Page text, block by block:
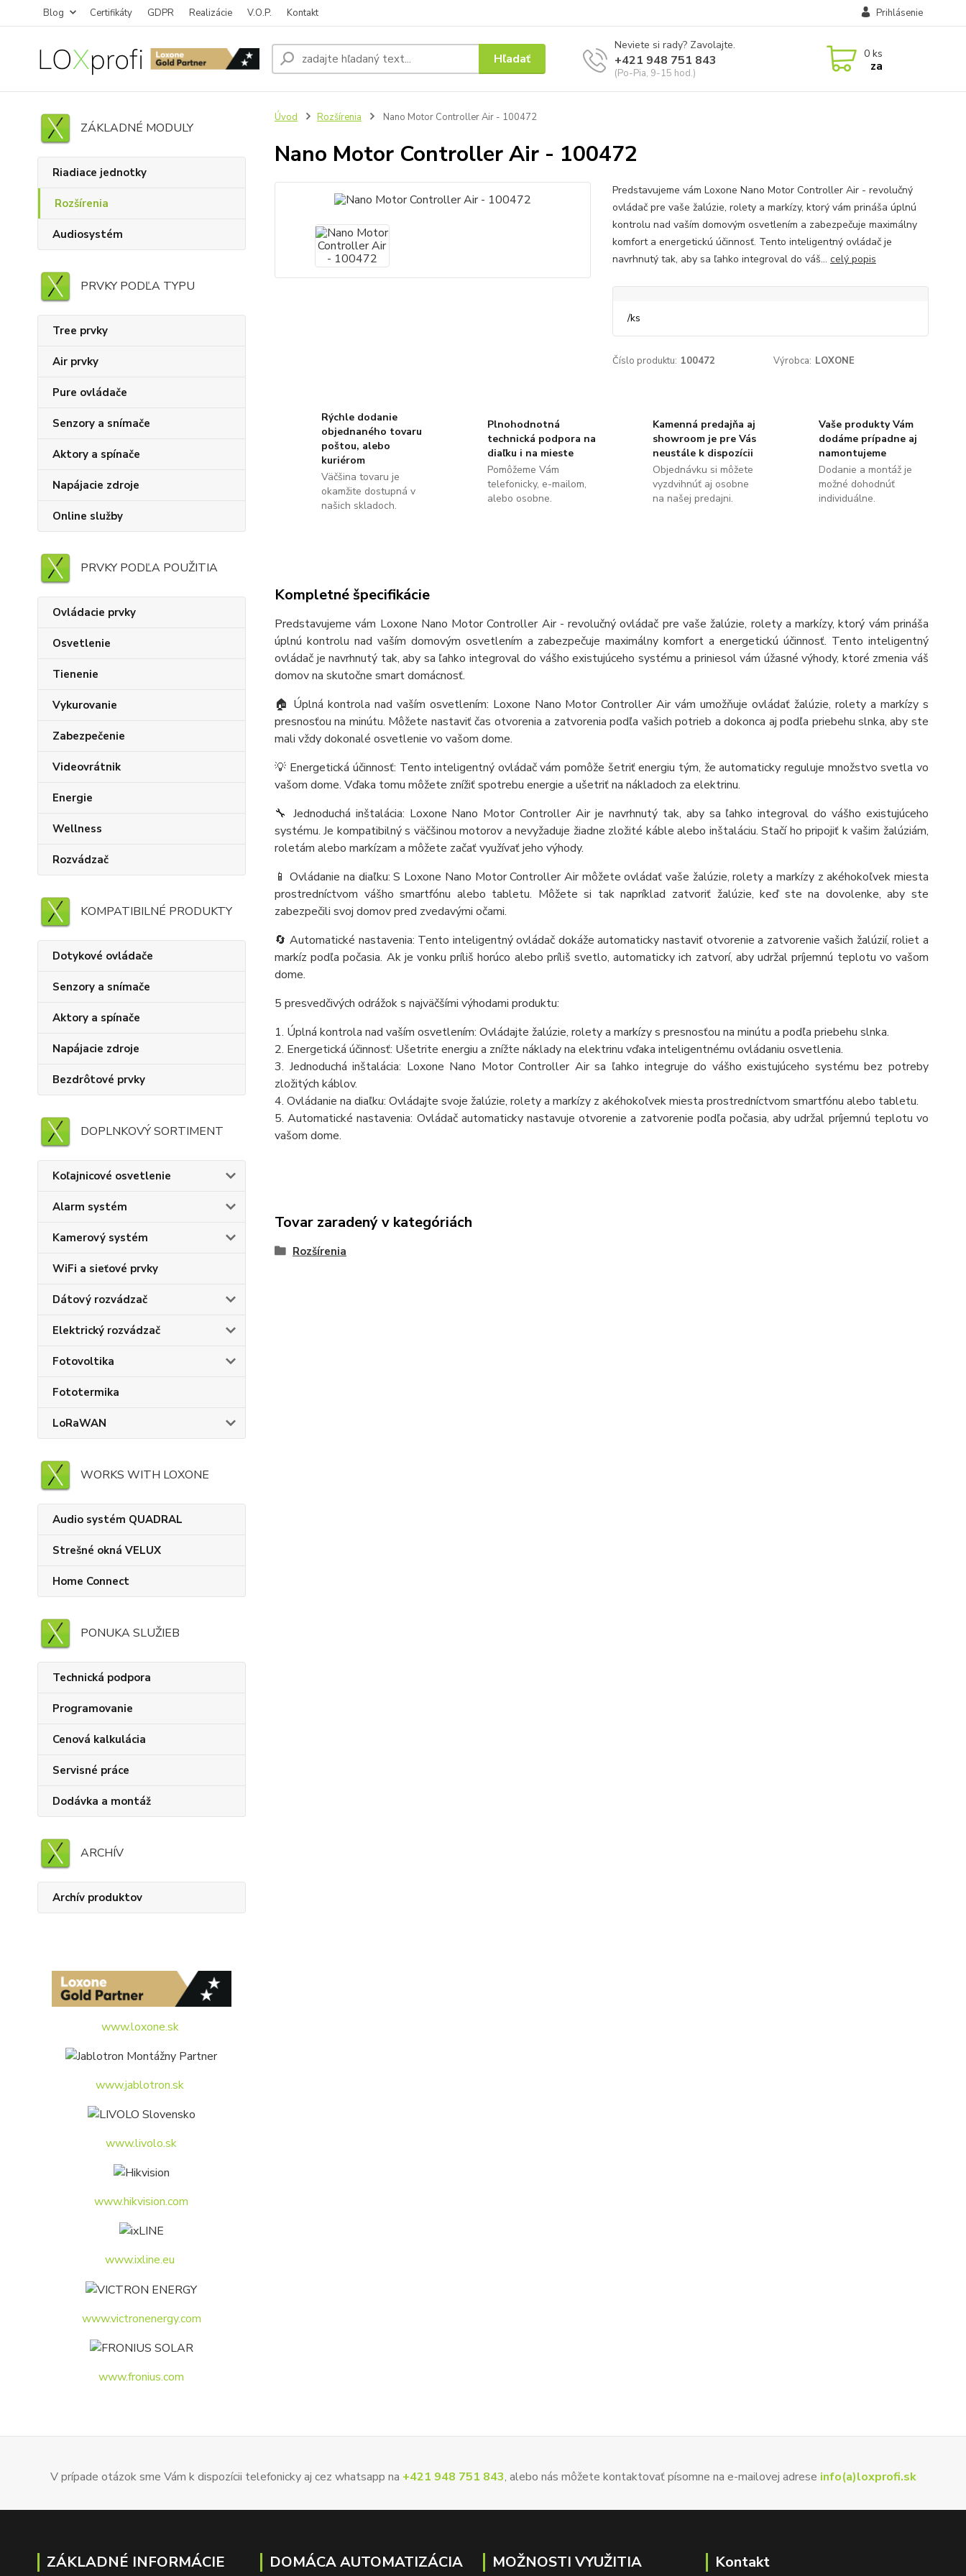
Blog Certifikáty GDPR Realizácie V.O.P. Kontakt Prihlásenie
Hľadať
Neviete si rady? Zavolajte.
+421 948 751 843
(Po-Pia, 9-15 hod.)
0 ks
za
ZÁKLADNÉ MODULY
Riadiace jednotky
Rozšírenia
Audiosystém
PRVKY PODĽA TYPU
Tree prvky
Air prvky
Pure ovládače
Senzory a snímače
Aktory a spínače
Napájacie zdroje
Online služby
PRVKY PODĽA POUŽITIA
Ovládacie prvky
Osvetlenie
Tienenie
Vykurovanie
Zabezpečenie
Videovrátnik
Energie
Wellness
Rozvádzač
KOMPATIBILNÉ PRODUKTY
Dotykové ovládače
Senzory a snímače
Aktory a spínače
Napájacie zdroje
Bezdrôtové prvky
DOPLNKOVÝ SORTIMENT
Koľajnicové osvetlenie
Alarm systém
Kamerový systém
WiFi a sieťové prvky
Dátový rozvádzač
Elektrický rozvádzač
Fotovoltika
Fototermika
LoRaWAN
WORKS WITH LOXONE
Audio systém QUADRAL
Strešné okná VELUX
Home Connect
PONUKA SLUŽIEB
Technická podpora
Programovanie
Cenová kalkulácia
Servisné práce
Dodávka a montáž
ARCHÍV
Archív produktov
www.loxone.sk
www.jablotron.sk
www.livolo.sk
www.hikvision.com
www.ixline.eu
www.victronenergy.com
www.fronius.com
Úvod Rozšírenia Nano Motor Controller Air - 100472
Nano Motor Controller Air - 100472
Predstavujeme vám Loxone Nano Motor Controller Air - revolučný
ovládač pre vaše žalúzie, rolety a markízy, ktorý vám prináša úplnú
kontrolu nad vaším domovým osvetlením a zabezpečuje maximálny
komfort a energetickú účinnosť. Tento inteligentný ovládač je
navrhnutý tak, aby sa ľahko integroval do váš... celý popis
/ks
Číslo produktu: 100472 Výrobca: LOXONE
Rýchle dodanie
objednaného tovaru
poštou, alebo
kuriérom
Väčšina tovaru je
okamžite dostupná v
našich skladoch.
Plnohodnotná
technická podpora na
diaľku i na mieste
Pomôžeme Vám
telefonicky, e-mailom,
alebo osobne.
Kamenná predajňa aj
showroom je pre Vás
neustále k dispozícii
Objednávku si môžete
vyzdvihnúť aj osobne
na našej predajni.
Vaše produkty Vám
dodáme prípadne aj
namontujeme
Dodanie a montáž je
možné dohodnúť
individuálne.
Kompletné špecifikácie
Predstavujeme vám Loxone Nano Motor Controller Air - revolučný ovládač pre vaše žalúzie, rolety a markízy, ktorý vám prináša
úplnú kontrolu nad vaším domovým osvetlením a zabezpečuje maximálny komfort a energetickú účinnosť. Tento inteligentný
ovládač je navrhnutý tak, aby sa ľahko integroval do vášho existujúceho systému a priniesol vám úžasné výhody, ktoré zmenia váš
domov na skutočne smart domácnosť.
🏠 Úplná kontrola nad vaším osvetlením: Loxone Nano Motor Controller Air vám umožňuje ovládať žalúzie, rolety a markízy s
presnosťou na minútu. Môžete nastaviť čas otvorenia a zatvorenia podľa vašich potrieb a dokonca aj podľa priebehu slnka, aby ste
mali vždy dokonalé osvetlenie vo vašom dome.
💡 Energetická účinnosť: Tento inteligentný ovládač vám pomôže šetriť energiu tým, že automaticky reguluje množstvo svetla vo
vašom dome. Vďaka tomu môžete znížiť spotrebu energie a ušetriť na nákladoch za elektrinu.
🔧 Jednoduchá inštalácia: Loxone Nano Motor Controller Air je navrhnutý tak, aby sa ľahko integroval do vášho existujúceho
systému. Je kompatibilný s väčšinou motorov a nevyžaduje žiadne zložité káble alebo inštaláciu. Stačí ho pripojiť k vašim žalúziám,
roletám alebo markízam a môžete začať využívať jeho výhody.
📱 Ovládanie na diaľku: S Loxone Nano Motor Controller Air môžete ovládať vaše žalúzie, rolety a markízy z akéhokoľvek miesta
prostredníctvom vášho smartfónu alebo tabletu. Môžete si tak napríklad zatvoriť žalúzie, keď ste na dovolenke, aby ste
zabezpečili svoj domov pred zvedavými očami.
🔄 Automatické nastavenia: Tento inteligentný ovládač dokáže automaticky nastaviť otvorenie a zatvorenie vašich žalúzií, roliet a
markíz podľa počasia. Ak je vonku príliš horúco alebo príliš svetlo, automaticky ich zatvorí, aby udržal príjemnú teplotu vo vašom
dome.
5 presvedčivých odrážok s najväčšími výhodami produktu:
1. Úplná kontrola nad vaším osvetlením: Ovládajte žalúzie, rolety a markízy s presnosťou na minútu a podľa priebehu slnka.
2. Energetická účinnosť: Ušetrite energiu a znížte náklady na elektrinu vďaka inteligentnému ovládaniu osvetlenia.
3. Jednoduchá inštalácia: Loxone Nano Motor Controller Air sa ľahko integruje do vášho existujúceho systému bez potreby
zložitých káblov.
4. Ovládanie na diaľku: Ovládajte svoje žalúzie, rolety a markízy z akéhokoľvek miesta prostredníctvom smartfónu alebo tabletu.
5. Automatické nastavenia: Ovládač automaticky nastavuje otvorenie a zatvorenie podľa počasia, aby udržal príjemnú teplotu vo
vašom dome.
Tovar zaradený v kategóriách
Rozšírenia
V prípade otázok sme Vám k dispozícii telefonicky aj cez whatsapp na +421 948 751 843, alebo nás môžete kontaktovať písomne na e-mailovej adrese info(a)loxprofi.sk
ZÁKLADNÉ INFORMÁCIE DOMÁCA AUTOMATIZÁCIA MOŽNOSTI VYUŽITIA Kontakt